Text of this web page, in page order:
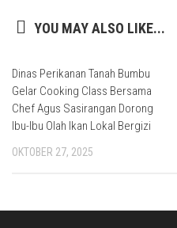
YOU MAY ALSO LIKE...
Dinas Perikanan Tanah Bumbu
Gelar Cooking Class Bersama
Chef Agus Sasirangan Dorong
Ibu-Ibu Olah Ikan Lokal Bergizi
OKTOBER 27, 2025